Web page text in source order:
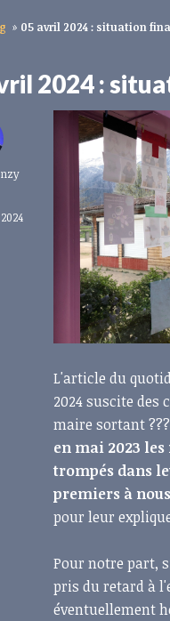
» 05 avril 2024 : situation
2024 :
L'article du
2024 suscite
maire sortant
en mai 2023
trompés dans
premiers à
pour leur
Pour notre part,
pris du retard à
éventuellement